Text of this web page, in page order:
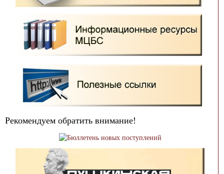
Рекомендуем обратить внимание!